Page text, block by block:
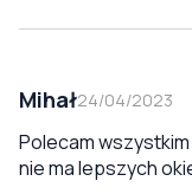
Mihał24/04/2023
Polecam
nie ma lepszych